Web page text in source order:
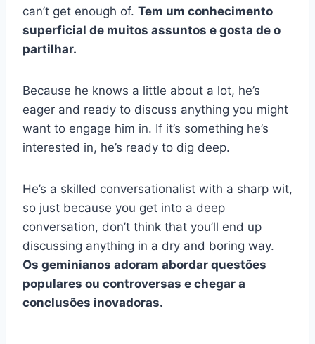
can’t get enough of. Tem um conhecimento
superficial de muitos assuntos e gosta de o
partilhar.
Because he knows a little about a lot, he’s
eager and ready to discuss anything you might
want to engage him in. If it’s something he’s
interested in, he’s ready to dig deep.
He’s a skilled conversationalist with a sharp wit,
so just because you get into a deep
conversation, don’t think that you’ll end up
discussing anything in a dry and boring way.
Os geminianos adoram abordar questões
populares ou controversas e chegar a
conclusões inovadoras.